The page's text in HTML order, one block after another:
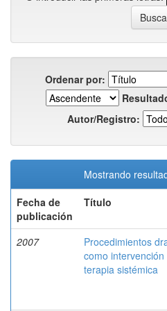
Ordenar por:
Autor/Registro:
Mostrando
Fecha de
publicación
Título
2007
Procedimientos
como intervención
terapia sistémica